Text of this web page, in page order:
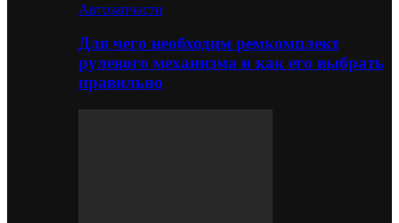
Автозапчасти
Для чего необходим ремкомплект
рулевого механизма и как его выбрать
правильно